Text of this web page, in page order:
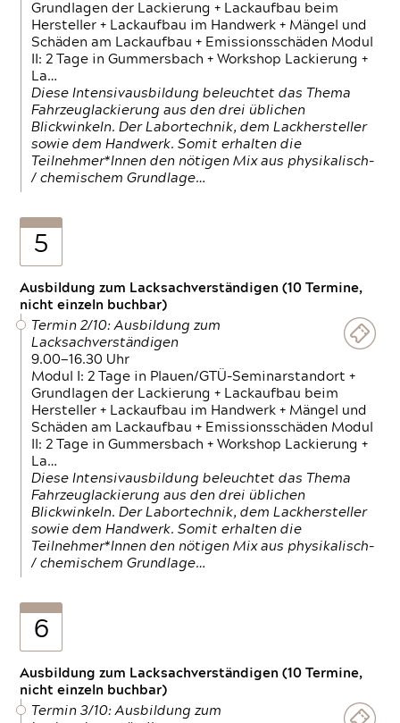
Grundlagen der Lackierung + Lackaufbau beim
Hersteller + Lackaufbau im Handwerk + Mängel und
Schäden am Lackaufbau + Emissionsschäden Modul
II: 2 Tage in Gummersbach + Workshop Lackierung +
La…
Diese Intensivausbildung beleuchtet das Thema
Fahrzeuglackierung aus den drei üblichen
Blickwinkeln. Der Labortechnik, dem Lackhersteller
sowie dem Handwerk. Somit erhalten die
Teilnehmer*Innen den nötigen Mix aus physikalisch-
/ chemischem Grundlage…
5
Ausbildung zum Lacksachverständigen (10 Termine,
nicht einzeln buchbar)
Termin 2/10: Ausbildung zum
Lacksachverständigen
9.00—16.30 Uhr
Modul I: 2 Tage in Plauen/GTÜ-Seminarstandort +
Grundlagen der Lackierung + Lackaufbau beim
Hersteller + Lackaufbau im Handwerk + Mängel und
Schäden am Lackaufbau + Emissionsschäden Modul
II: 2 Tage in Gummersbach + Workshop Lackierung +
La…
Diese Intensivausbildung beleuchtet das Thema
Fahrzeuglackierung aus den drei üblichen
Blickwinkeln. Der Labortechnik, dem Lackhersteller
sowie dem Handwerk. Somit erhalten die
Teilnehmer*Innen den nötigen Mix aus physikalisch-
/ chemischem Grundlage…
6
Ausbildung zum Lacksachverständigen (10 Termine,
nicht einzeln buchbar)
Termin 3/10: Ausbildung zum